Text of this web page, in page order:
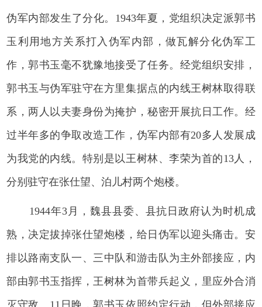
伪军内部发生了分化。1943年夏，党组织决定派郭书
玉利用地方关系打入伪军内部，做瓦解分化伪军工
作，郭书玉毫不犹豫地接受了任务。经党组织安排，
郭书玉与伪军驻守在方里集据点的内线王树林取得联
系，两人以夫妻身份为掩护，秘密开展抗日工作。经
过半年多的争取改造工作，伪军内部有20多人发展成
为我党的内线。特别是以王树林、李荣为首的13人，
分别驻守在张仕望、泊儿村两个炮楼。
1944年3月，魏县县委、县抗日政府认为时机成
熟，决定拔掉张仕望炮楼，给日伪军以迎头痛击。安
排以路南支队一、三中队和游击队为主外部接应，内
部由郭书玉指挥，王树林为首带兵起义，里应外合消